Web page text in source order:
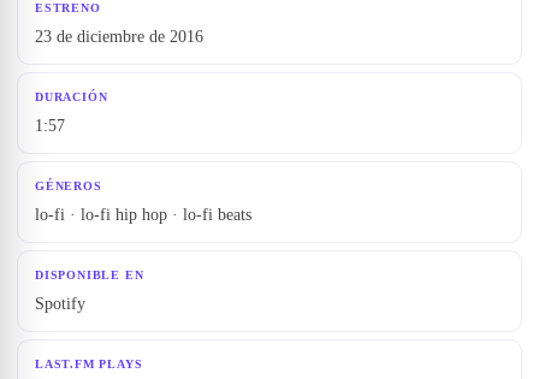
ESTRENO
23 de diciembre de 2016
DURACIÓN
1:57
GÉNEROS
lo-fi · lo-fi hip hop · lo-fi beats
DISPONIBLE EN
Spotify
LAST.FM PLAYS